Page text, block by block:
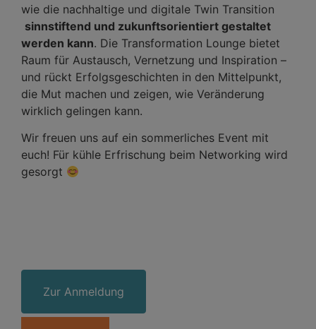
wie die nachhaltige und digitale Twin Transition
sinnstiftend und zukunftsorientiert gestaltet
werden kann. Die Transformation Lounge bietet
Raum für Austausch, Vernetzung und Inspiration –
und rückt Erfolgsgeschichten in den Mittelpunkt,
die Mut machen und zeigen, wie Veränderung
wirklich gelingen kann.
Wir freuen uns auf ein sommerliches Event mit
euch! Für kühle Erfrischung beim Networking wird
gesorgt
Zur Anmeldung